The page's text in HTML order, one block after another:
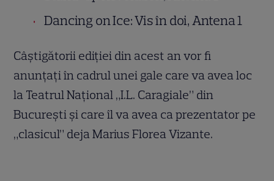
Dancing on Ice: Vis în doi, Antena 1
Câștigătorii ediției din acest an vor fi
anunțați în cadrul unei gale care va avea loc
la Teatrul Național „I.L. Caragiale” din
București și care îl va avea ca prezentator pe
„clasicul” deja Marius Florea Vizante.